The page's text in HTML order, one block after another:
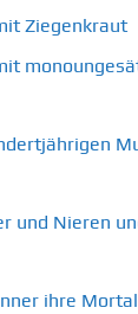
Ziegenkraut
und Nieren
ihre